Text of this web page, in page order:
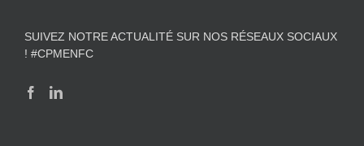
SUIVEZ NOTRE ACTUALITÉ SUR NOS RÉSEAUX SOCIAUX
! #CPMENFC